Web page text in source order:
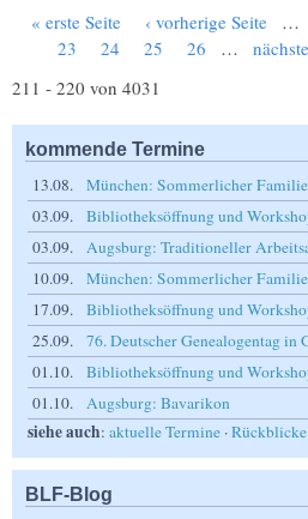
Seiten
« erste Seite ‹ vorherige Seite …
23 24 25 26 …
211 - 220 von 4031
kommende Termine
13.08.
München: Sommerlicher
03.09.
Bibliotheksöffnung und
03.09.
Augsburg: Traditioneller
10.09.
München: Sommerlicher
17.09.
Bibliotheksöffnung und
25.09.
76. Deutscher Genealogentag in
01.10.
Bibliotheksöffnung und
01.10.
Augsburg: Bavarikon
siehe auch: aktuelle Termine ·Rückblicke
BLF-Blog